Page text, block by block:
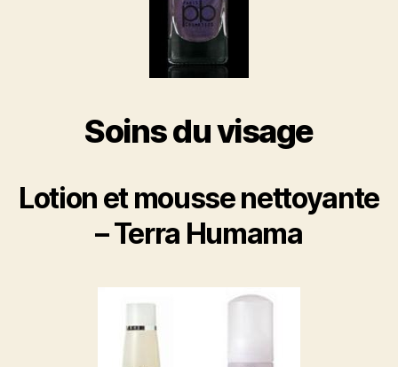
Soins du visage
Lotion et mousse nettoyante
– Terra Humama